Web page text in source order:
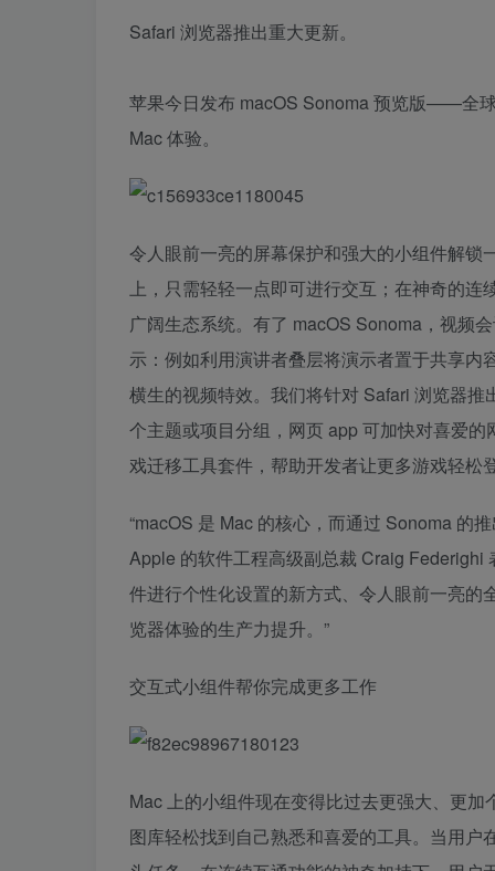
Safari 浏览器推出重大更新。
苹果今日发布 macOS Sonoma 预览版——全
Mac 体验。
令人眼前一亮的屏幕保护和强大的小组件解
上，只需轻轻一点即可进行交互；在神奇的
广阔生态系统。有了 macOS Sonoma，视频
示：例如利用演讲者叠层将演示者置于共享
横生的视频特效。我们将针对 Safari 浏览器
个主题或项目分组，网页 app 可加快对喜爱
戏迁移工具套件，帮助开发者让更多游戏轻松
“macOS 是 Mac 的核心，而通过 Sonoma 的
Apple 的软件工程高级副总裁 Craig Federighi
件进行个性化设置的新方式、令人眼前一亮
览器体验的生产力提升。”
交互式小组件帮你完成更多工作
Mac 上的小组件现在变得比过去更强大、更
图库轻松找到自己熟悉和喜爱的工具。当用